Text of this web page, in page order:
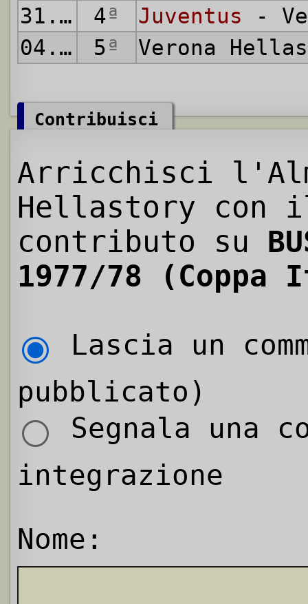
31.08.1977
4ª Juventus -
04.09.1977
5ª Verona
Contribuisci
Arricchisci
Hellastory con
contributo su
1977/78
Lascia un
pubblicato)
Segnala una
integrazione
Nome: